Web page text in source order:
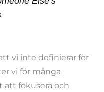
vi inte definierar för
vi för många
att fokusera och